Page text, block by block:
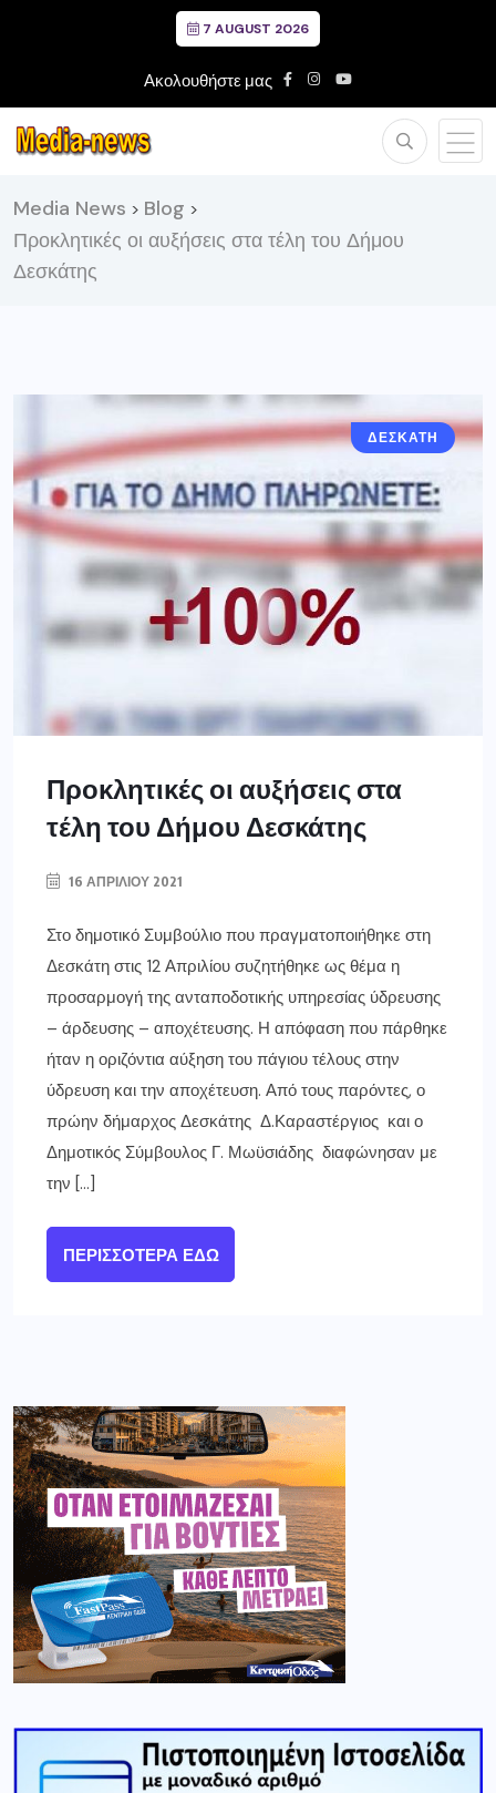
7 AUGUST 2026
Ακολουθήστε μας
Media News > Blog >
Προκλητικές οι αυξήσεις στα τέλη του Δήμου
Δεσκάτης
ΔΕΣΚΑΤΗ
Προκλητικές οι αυξήσεις στα
τέλη του Δήμου Δεσκάτης
16 ΑΠΡΙΛΊΟΥ 2021
Στο δημοτικό Συμβούλιο που πραγματοποιήθηκε στη
Δεσκάτη στις 12 Απριλίου συζητήθηκε ως θέμα η
προσαρμογή της ανταποδοτικής υπηρεσίας ύδρευσης
– άρδευσης – αποχέτευσης. Η απόφαση που πάρθηκε
ήταν η οριζόντια αύξηση του πάγιου τέλους στην
ύδρευση και την αποχέτευση. Από τους παρόντες, ο
πρώην δήμαρχος Δεσκάτης Δ.Καραστέργιος και ο
Δημοτικός Σύμβουλος Γ. Μωϋσιάδης διαφώνησαν με
την […]
ΠΕΡΙΣΣΌΤΕΡΑ ΕΔΏ